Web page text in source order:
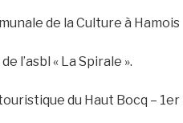
de la Culture à Hamois
l’asbl « La Spirale ».
du Haut Bocq –